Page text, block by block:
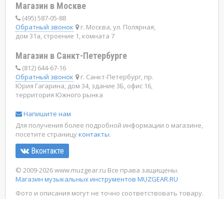
Магазин в Москве
(495) 587-05-88
Обратный звонок
г. Москва, ул. Полярная,
дом 31а, строение 1, комната 7
Магазин в Санкт-Петербурге
(812) 644-67-16
Обратный звонок
г. Санкт-Петербург, пр.
Юрия Гагарина, дом 34, здание 3Б, офис 16,
территория Южного рынка
Напишите нам
Для получения более подробной информации о магазине,
посетите страницуконтакты.
Вконтакте
© 2009-2026 www.muzgear.ru Все права защищены.
Магазин музыкальных инструментов MUZGEAR.RU
Фото и описания могут не точно соответствовать товару.